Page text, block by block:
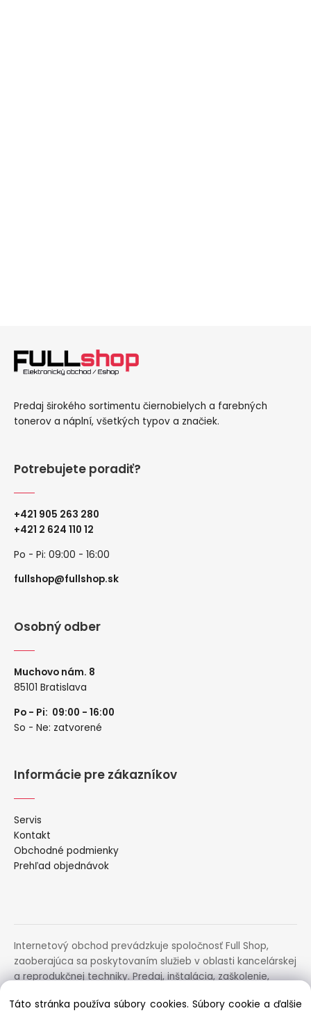
Predaj širokého sortimentu čiernobielych a farebných
tonerov a náplní, všetkých typov a značiek.
Potrebujete poradiť?
+421 905 263 280
+421 2 624 110 12
Po - Pi: 09:00 - 16:00
fullshop@fullshop.sk
Osobný odber
Muchovo nám. 8
85101 Bratislava
Po - Pi: 09:00 - 16:00
So - Ne: zatvorené
Informácie pre zákazníkov
Servis
Kontakt
Obchodné podmienky
Prehľad objednávok
Internetový obchod prevádzkuje spoločnosť Full Shop,
zaoberajúca sa poskytovaním služieb v oblasti kancelárskej
a reprodukčnej techniky. Predaj, inštalácia, zaškolenie,
zariadení.
Táto stránka používa súbory cookies. Súbory cookie a ďalšie